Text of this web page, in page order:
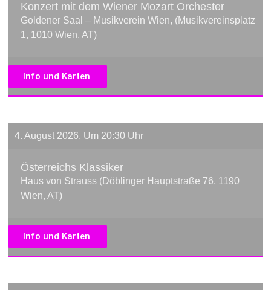
Konzert mit dem Wiener Mozart Orchester
Goldener Saal – Musikverein Wien, (Musikvereinsplatz
1, 1010 Wien, AT)
Info und Karten
4. August 2026, Um 20:30 Uhr
Österreichs Klassiker
Haus von Strauss (Döblinger Hauptstraße 76, 1190
Wien, AT)
Info und Karten